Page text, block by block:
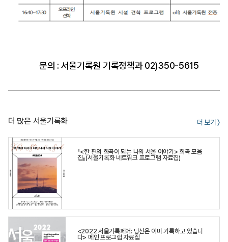
문의 : 서울기록원 기록정책과 02)350-5615
더 많은 서울기록화 더 보기 〉
『<한 편의 희곡이 되는 나의 서울 이야기> 희곡 모음
집』(서울기록화 네트워크 프로그램 자료집)
<2022 서울기록페어: 당신은 이미 기록하고 있습니
다> 메인 프로그램 자료집